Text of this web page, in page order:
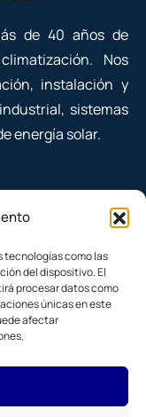
tecnologías como las
del dispositivo. El
procesar datos como
únicas en este
afectar
de 40 años de
Nos
instalación y
sistemas
energía solar.